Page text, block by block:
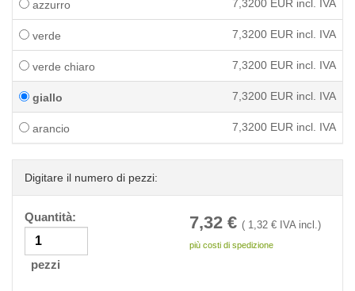
azzurro 7,3200 EUR incl. IVA
verde 7,3200 EUR incl. IVA
verde chiaro 7,3200 EUR incl. IVA
giallo 7,3200 EUR incl. IVA
arancio 7,3200 EUR incl. IVA
Digitare il numero di pezzi:
Quantità:
pezzi
7,32 € ( 1,32 € IVA incl.)
più costi di spedizione